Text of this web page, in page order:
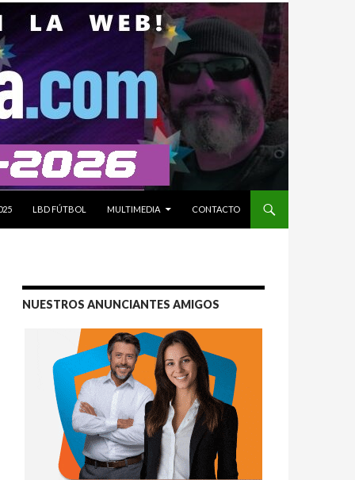
LBD FÚTBOL MULTIMEDIA CONTACTO
NUESTROS ANUNCIANTES AMIGOS